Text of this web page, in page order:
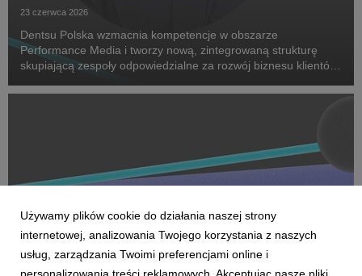
23 czerwca 2026
Dentsu Polska wzmacnia kompetencje w obszarze
Performance Media i tworzy nową, zintegrowaną strukturę
skupiającą zespoły odpowiedzialne za rozwój biznesu klientów
Na czele nowego obszaru stanęła Marta Bińczyk jako H...
Używamy plików cookie do działania naszej strony
internetowej, analizowania Twojego korzystania z naszych
usług, zarządzania Twoimi preferencjami online i